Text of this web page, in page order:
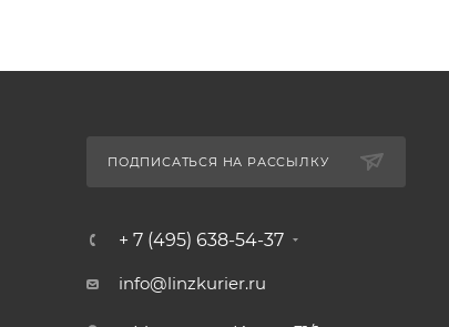
ПОДПИСАТЬСЯ НА РАССЫЛКУ
+ 7 (495) 638-54-37
info@linzkurier.ru